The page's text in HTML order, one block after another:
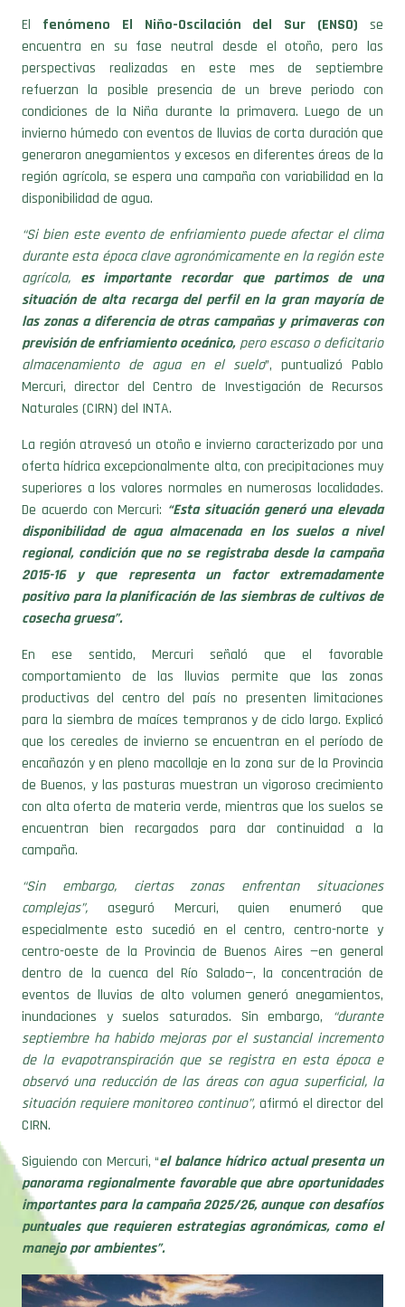
El fenómeno El Niño-Oscilación del Sur (ENSO) se
encuentra en su fase neutral desde el otoño, pero las
perspectivas realizadas en este mes de septiembre
refuerzan la posible presencia de un breve periodo con
condiciones de la Niña durante la primavera. Luego de un
invierno húmedo con eventos de lluvias de corta duración que
generaron anegamientos y excesos en diferentes áreas de la
región agrícola, se espera una campaña con variabilidad en la
disponibilidad de agua.
“Si bien este evento de enfriamiento puede afectar el clima
durante esta época clave agronómicamente en la región este
agrícola, es importante recordar que partimos de una
situación de alta recarga del perfil en la gran mayoría de
las zonas a diferencia de otras campañas y primaveras con
previsión de enfriamiento oceánico, pero escaso o deficitario
almacenamiento de agua en el suelo”, puntualizó Pablo
Mercuri, director del Centro de Investigación de Recursos
Naturales (CIRN) del INTA.
La región atravesó un otoño e invierno caracterizado por una
oferta hídrica excepcionalmente alta, con precipitaciones muy
superiores a los valores normales en numerosas localidades.
De acuerdo con Mercuri: “Esta situación generó una elevada
disponibilidad de agua almacenada en los suelos a nivel
regional, condición que no se registraba desde la campaña
2015-16 y que representa un factor extremadamente
positivo para la planificación de las siembras de cultivos de
cosecha gruesa”.
En ese sentido, Mercuri señaló que el favorable
comportamiento de las lluvias permite que las zonas
productivas del centro del país no presenten limitaciones
para la siembra de maíces tempranos y de ciclo largo. Explicó
que los cereales de invierno se encuentran en el período de
encañazón y en pleno macollaje en la zona sur de la Provincia
de Buenos, y las pasturas muestran un vigoroso crecimiento
con alta oferta de materia verde, mientras que los suelos se
encuentran bien recargados para dar continuidad a la
campaña.
“Sin embargo, ciertas zonas enfrentan situaciones
complejas”, aseguró Mercuri, quien enumeró que
especialmente esto sucedió en el centro, centro-norte y
centro-oeste de la Provincia de Buenos Aires —en general
dentro de la cuenca del Río Salado—, la concentración de
eventos de lluvias de alto volumen generó anegamientos,
inundaciones y suelos saturados. Sin embargo, “durante
septiembre ha habido mejoras por el sustancial incremento
de la evapotranspiración que se registra en esta época e
observó una reducción de las áreas con agua superficial, la
situación requiere monitoreo continuo”, afirmó el director del
CIRN.
Siguiendo con Mercuri, “el balance hídrico actual presenta un
panorama regionalmente favorable que abre oportunidades
importantes para la campaña 2025/26, aunque con desafíos
puntuales que requieren estrategias agronómicas, como el
manejo por ambientes”.